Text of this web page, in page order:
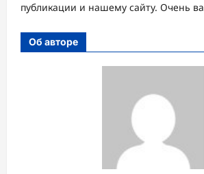
публикации и нашему сайту. Очень
Об авторе